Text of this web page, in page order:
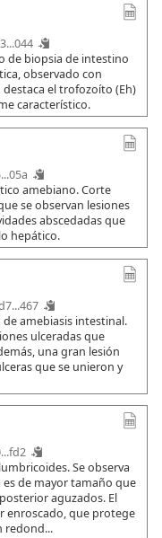
de biopsia de intestino
observado con
el trofozoíto (Eh)
característico.
amebiano. Corte
se observan lesiones
abscedadas que
hepático.
de amebiasis intestinal.
ulceradas que
una gran lesión
que se unieron y
Se observa
de mayor tamaño que
aguzados. El
enroscado, que protege
redond...